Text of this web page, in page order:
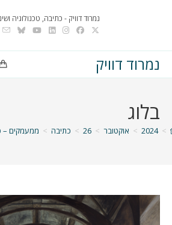
נמרוד דוויק - כתיבה, טכנולוגיה
נמרוד דוויק
בלוג
>
2024
> אוקטובר >
26
> כתיבה > ממעמקים –